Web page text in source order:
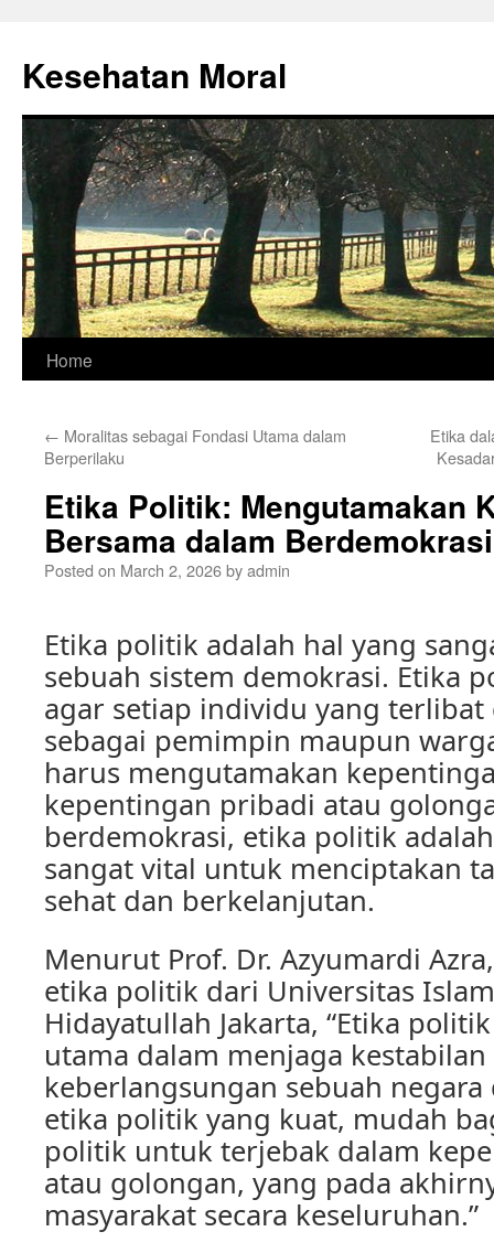
content
Kesehatan Moral
Home
← Moralitas sebagai Fondasi Utama dalam
Berperilaku
Etika
Etika Politik: Mengutamakan
Bersama dalam Berdemokrasi
Posted on March 2, 2026byadmin
Etika politik adalah hal yang
sebuah sistem demokrasi. Etika
agar setiap individu yang
sebagai pemimpin maupun
harus mengutamakan
kepentingan pribadi atau
berdemokrasi, etika politik
sangat vital untuk menciptakan
sehat dan berkelanjutan.
Menurut Prof. Dr. Azyumardi
etika politik dari Universitas
Hidayatullah Jakarta, “Etika
utama dalam menjaga
keberlangsungan sebuah negara
etika politik yang kuat, mudah
politik untuk terjebak dalam
atau golongan, yang pada
masyarakat secara keseluruhan.”